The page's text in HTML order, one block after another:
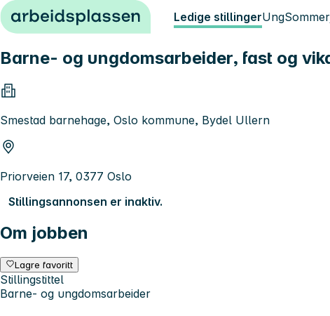
Hopp til innhold Ledige stillingerUng
Barne- og ungdomsarbeider, fast og
Smestad barnehage, Oslo kommune, Bydel Ullern
Priorveien 17, 0377 Oslo
Stillingsannonsen er inaktiv.
Om jobben
Lagre favoritt
Stillingstittel
Barne- og ungdomsarbeider